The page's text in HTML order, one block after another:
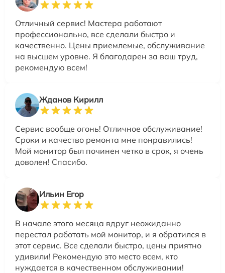
Отличный сервис! Мастера работают
профессионально, все сделали быстро и
качественно. Цены приемлемые, обслуживание
на высшем уровне. Я благодарен за ваш труд,
рекомендую всем!
Жданов Кирилл
Сервис вообще огонь! Отличное обслуживание!
Сроки и качество ремонта мне понравились!
Мой монитор был починен четко в срок, я очень
доволен! Спасибо.
Ильин Егор
В начале этого месяца вдруг неожиданно
перестал работать мой монитор, и я обратился в
этот сервис. Все сделали быстро, цены приятно
удивили! Рекомендую это место всем, кто
нуждается в качественном обслуживании!